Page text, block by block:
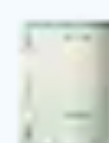
Удостоверение о
Выписка из протокола